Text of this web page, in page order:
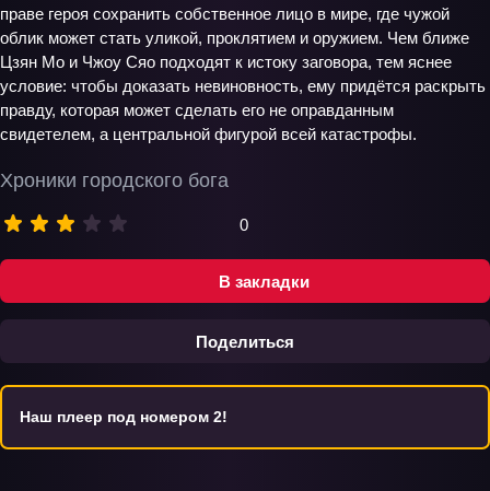
В закладки
Поделиться
Хроники городского бога
0
праве героя сохранить собственное лицо в мире, где чужой
облик может стать уликой, проклятием и оружием. Чем ближе
Цзян Мо и Чжоу Сяо подходят к истоку заговора, тем яснее
условие: чтобы доказать невиновность, ему придётся раскрыть
правду, которая может сделать его не оправданным
свидетелем, а центральной фигурой всей катастрофы.
Наш плеер под номером 2!